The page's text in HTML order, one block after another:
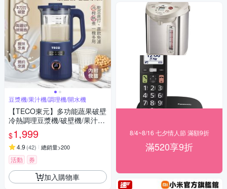
豆漿機/果汁機/調理機/開水機
【TECO東元】多功能蔬果破壁
冷熱調理豆漿機/破壁機/果汁機/
快煮壺/輔食機
$1,999
4.9 (42) 總銷量>200
活動 券
加入購物車
8/4~8/16 七夕情人節 滿額9折
滿520享9折